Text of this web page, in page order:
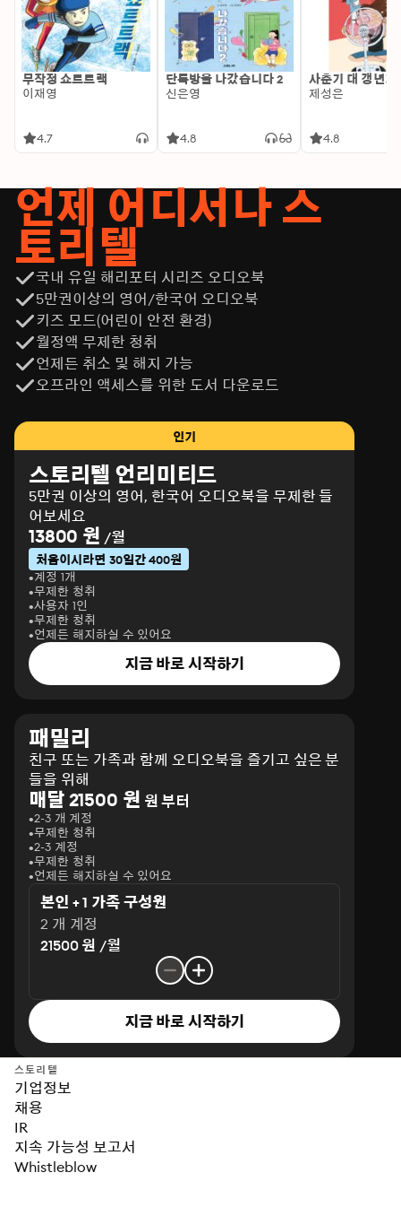
무작정 쇼트트랙
이재영
4.7
단톡방을 나갔습니다 2
신은영
4.8
사춘기 대 갱년기
제성은
4.8
언제 어디서나 스
토리텔
국내 유일 해리포터 시리즈 오디오북
5만권이상의 영어/한국어 오디오북
키즈 모드(어린이 안전 환경)
월정액 무제한 청취
언제든 취소 및 해지 가능
오프라인 액세스를 위한 도서 다운로드
인기
스토리텔 언리미티드
5만권 이상의 영어, 한국어 오디오북을 무제한 들
어보세요
13800 원 /월
처음이시라면 30일간 400원
계정 1개
무제한 청취
사용자 1인
무제한 청취
언제든 해지하실 수 있어요
지금 바로 시작하기
패밀리
친구 또는 가족과 함께 오디오북을 즐기고 싶은 분
들을 위해
매달 21500 원 원 부터
2-3 개 계정
무제한 청취
2-3 계정
무제한 청취
언제든 해지하실 수 있어요
본인 + 1 가족 구성원
2 개 계정
21500 원 /월
지금 바로 시작하기
스토리텔
기업정보
채용
IR
지속 가능성 보고서
Whistleblow